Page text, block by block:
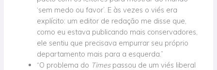
‘sem medo ou favor’. E às vezes o viés era
explícito: um editor de redação me disse que,
como eu estava publicando mais conservadores,
ele sentiu que precisava empurrar seu próprio
departamento mais para a esquerda.”
“O problema do Timespassou de um viés liberal